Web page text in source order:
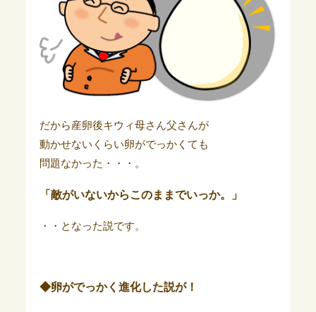
だから産卵後キウィ母さん父さんが
動かせないくらい卵がでっかくても
問題なかった・・・。
「敵がいないからこのままでいっか。」
・・となった説です。
◆卵がでっかく進化した説が！